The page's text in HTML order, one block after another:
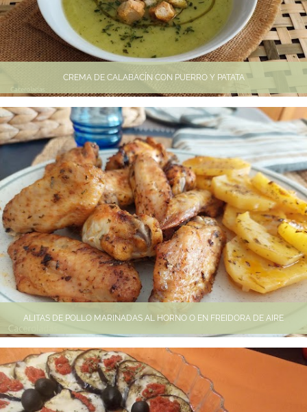
CREMA DE CALABACÍN CON PUERRO Y PATATA
ALITAS DE POLLO MARINADAS AL HORNO O EN FREIDORA DE AIRE